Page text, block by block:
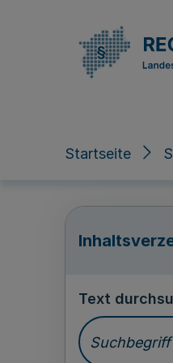
Startseite
Text